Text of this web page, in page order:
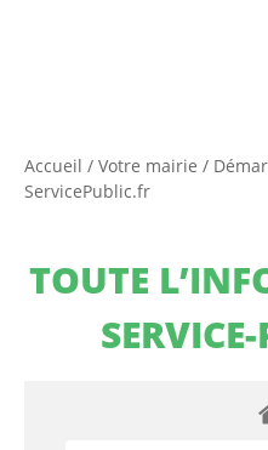
Accueil / Votre mairie /
ServicePublic.fr
TOUTE